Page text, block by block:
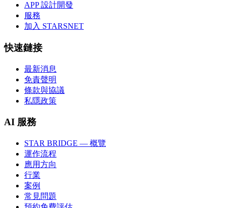
APP 設計開發
服務
加入 STARSNET
快速鏈接
最新消息
免責聲明
條款與協議
私隱政策
AI 服務
STAR BRIDGE — 概覽
運作流程
應用方向
行業
案例
常見問題